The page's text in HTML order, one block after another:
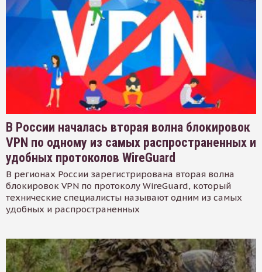
В России началась вторая волна блокировок
VPN по одному из самых распространенных и
удобных протоколов WireGuard
В регионах России зарегистрирована вторая волна
блокировок VPN по протоколу WireGuard, который
технические специалисты называют одним из самых
удобных и распространенных